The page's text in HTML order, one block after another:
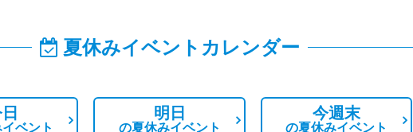
夏休みイベントカレンダー
ベント
明日
の夏休みイベント
今週末
の夏休みイベント